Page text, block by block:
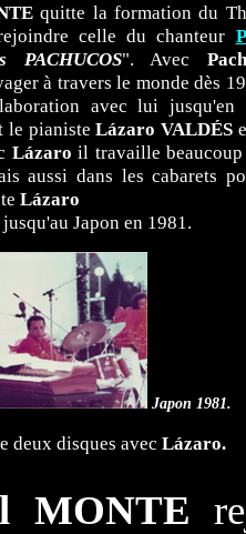
quitte la formation du
celle du chanteur
PACHUCOS". Avec
à travers le monde dès
avec lui jusqu'en
le pianisteLázaro VALDÉS
Lázaro il travaille
aussi dans les cabarets
Lázaro
Japon en 1981.
Japon 1981.
deux disques avec Lázaro.
MONTE